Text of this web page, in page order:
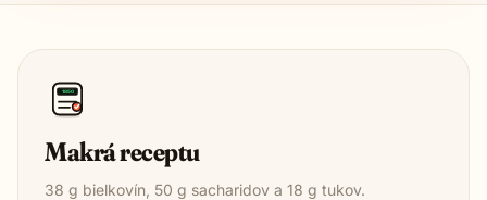
1850
Makrá receptu
38 g bielkovín, 50 g sacharidov a 18 g tukov.